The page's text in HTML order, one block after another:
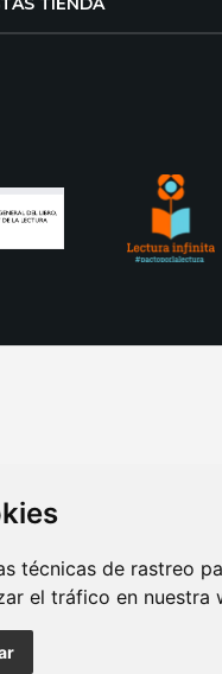
técnicas de rastreo
el tráfico en
POLITICA DE COOKIES